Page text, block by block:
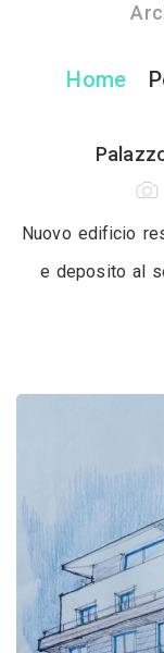
Home
Nuovo edificio
e deposito al